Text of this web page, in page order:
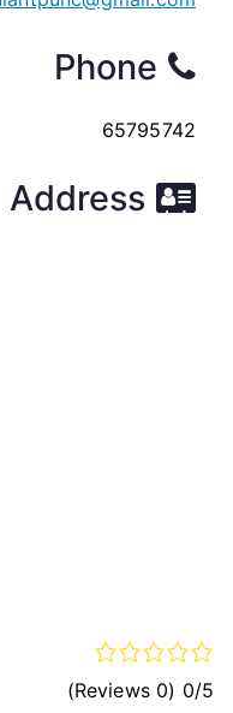
65795742
0/5
(0 Reviews)